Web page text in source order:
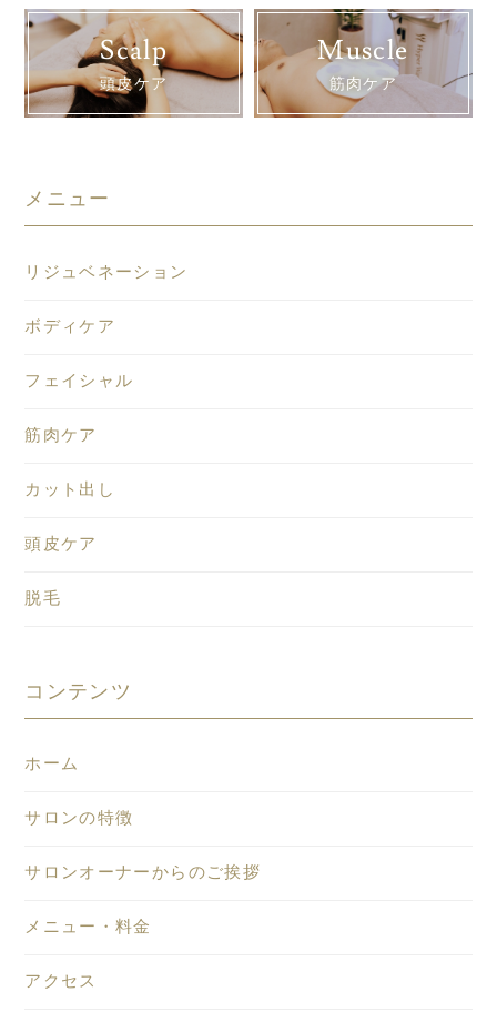
Scalp
頭皮ケア
Muscle
筋肉ケア
メニュー
リジュベネーション
ボディケア
フェイシャル
筋肉ケア
カット出し
頭皮ケア
脱毛
コンテンツ
ホーム
サロンの特徴
サロンオーナーからのご挨拶
メニュー・料金
アクセス